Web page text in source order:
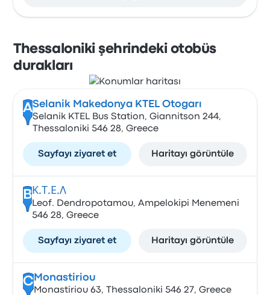
Thessaloniki şehrindeki otobüs
durakları
ASelanik Makedonya KTEL Otogarı
Selanik KTEL Bus Station, Giannitson 244,
Thessaloniki 546 28, Greece
Sayfayı ziyaret et Haritayı görüntüle
B Κ.Τ.Ε.Λ
Leof. Dendropotamou, Ampelokipi Menemeni
546 28, Greece
Sayfayı ziyaret et Haritayı görüntüle
CMonastiriou
Monastiriou 63, Thessaloniki 546 27, Greece